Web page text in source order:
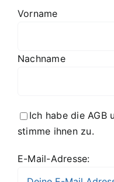
Vorname
Nachname
Ich habe die AGB
stimme ihnen zu.
E-Mail-Adresse: